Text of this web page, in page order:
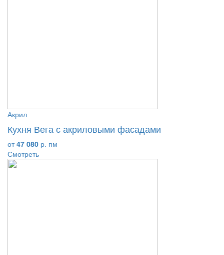
Акрил
Кухня Вега с акриловыми фасадами
от47 080 р. пм
Смотреть